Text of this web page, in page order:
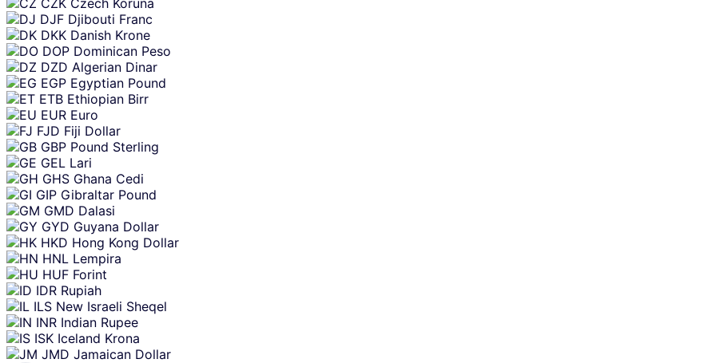
DJF Djibouti Franc
DKK Danish Krone
DOP Dominican Peso
DZD Algerian Dinar
EGP Egyptian Pound
ETB Ethiopian Birr
EUR Euro
FJD Fiji Dollar
GBP Pound Sterling
GEL Lari
GHS Ghana Cedi
GIP Gibraltar Pound
GMD Dalasi
GYD Guyana Dollar
HKD Hong Kong Dollar
HNL Lempira
HUF Forint
IDR Rupiah
ILS New Israeli Sheqel
INR Indian Rupee
ISK Iceland Krona
JMD Jamaican Dollar